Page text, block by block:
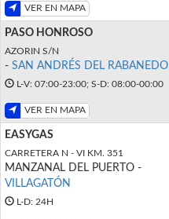
VER EN MAPA
PASO HONROSO
AZORIN S/N
- SAN ANDRÉS DEL RABANEDO
L-V: 07:00-23:00; S-D: 08:00-00:00
VER EN MAPA
EASYGAS
CARRETERA N - VI KM. 351
MANZANAL DEL PUERTO -
VILLAGATÓN
L-D: 24H